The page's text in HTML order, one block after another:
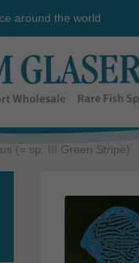
around the world
(= sp. III Green Stripe)